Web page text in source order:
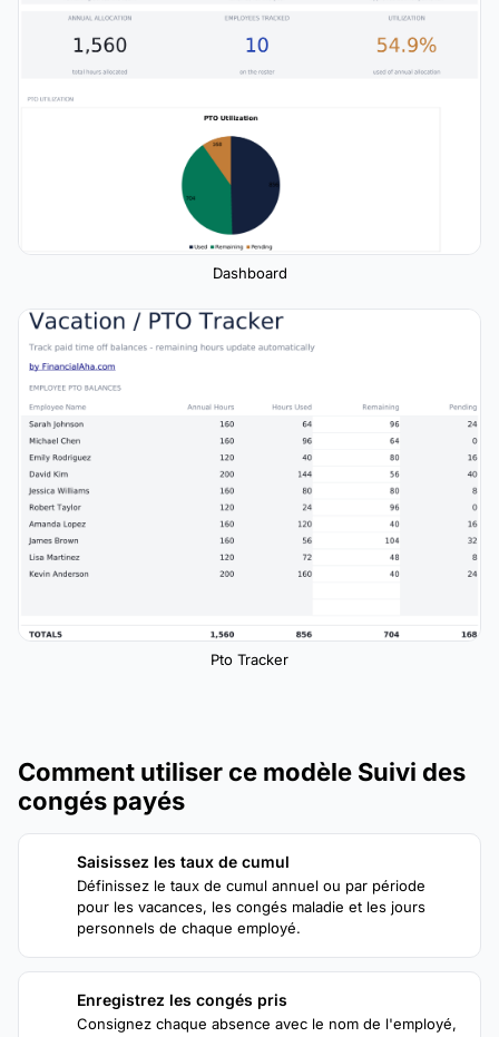
Dashboard
Pto Tracker
Comment utiliser ce modèle Suivi des
congés payés
Saisissez les taux de cumul
Définissez le taux de cumul annuel ou par période
pour les vacances, les congés maladie et les jours
personnels de chaque employé.
Enregistrez les congés pris
Consignez chaque absence avec le nom de l'employé,